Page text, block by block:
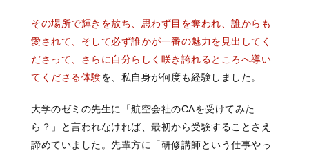
その場所で輝きを放ち、思わず目を奪われ、誰からも
愛されて、そして必ず誰かが一番の魅力を見出してく
ださって、さらに自分らしく咲き誇れるところへ導い
てくださる体験を、私自身が何度も経験しました。
大学のゼミの先生に「航空会社のCAを受けてみた
ら？」と言われなければ、最初から受験することさえ
諦めていました。先輩方に「研修講師という仕事やっ